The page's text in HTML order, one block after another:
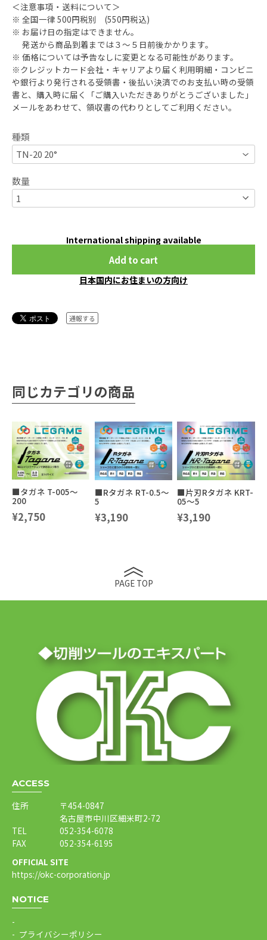
＜注意事項・送料について＞
※ 全国一律 500円税別 (550円税込)
※ お届け日の指定はできません。
発送から商品到着までは３～５日前後かかります。
※ 価格については予告なしに変更となる可能性があります。
※クレジットカード会社・キャリアより届く利用明細・コンビニ
や銀行より発行される受領書・後払い決済でのお支払い時の受領
書と、購入時に届く「ご購入いただきありがとうございました」
メールをあわせて、領収書の代わりとしてご利用ください。
種類
数量
International shipping available
Add to cart
日本国内にお住まいの方向け
通報する
同じカテゴリの商品
■タガネ T-005～
200
¥2,750
■Rタガネ RT-0.5～
5
¥3,190
■片刃Rタガネ KRT-
05～5
¥3,190
PAGE TOP
ACCESS
住所
〒454-0847
名古屋市中川区細米町2-72
TEL
052-354-6078
FAX
052-354-6195
OFFICIAL SITE
https://okc-corporation.jp
NOTICE
プライバシーポリシー